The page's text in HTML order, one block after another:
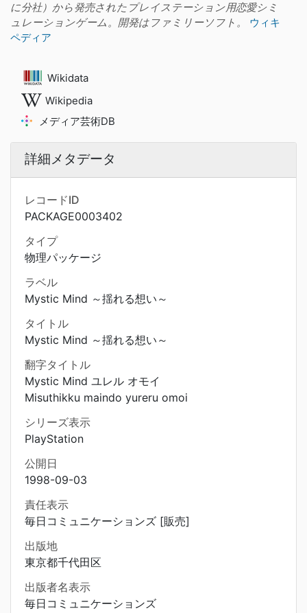
に分社）から発売されたプレイステーション用恋愛シミ
ュレーションゲーム。開発はファミリーソフト。
ウィキ
ペディア
Wikidata
Wikipedia
メディア芸術DB
詳細メタデータ
レコードID
PACKAGE0003402
タイプ
物理パッケージ
ラベル
Mystic Mind ～揺れる想い～
タイトル
Mystic Mind ～揺れる想い～
翻字タイトル
Mystic Mind ユレル オモイ
Misuthikku maindo yureru omoi
シリーズ表示
PlayStation
公開日
1998-09-03
責任表示
毎日コミュニケーションズ [販売]
出版地
東京都千代田区
出版者名表示
毎日コミュニケーションズ